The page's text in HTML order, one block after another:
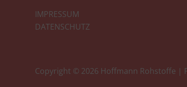
IMPRESSUM
DATENSCHUTZ
Copyright © 2026 Hoffmann Rohstoffe |